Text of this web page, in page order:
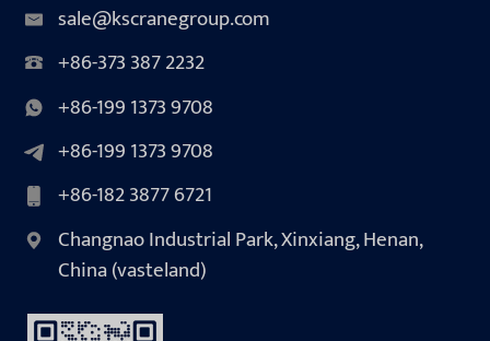
sale@kscranegroup.com
+86-373 387 2232
+86-199 1373 9708
+86-199 1373 9708
+86-182 3877 6721
Changnao Industrial Park, Xinxiang, Henan,
China (vasteland)